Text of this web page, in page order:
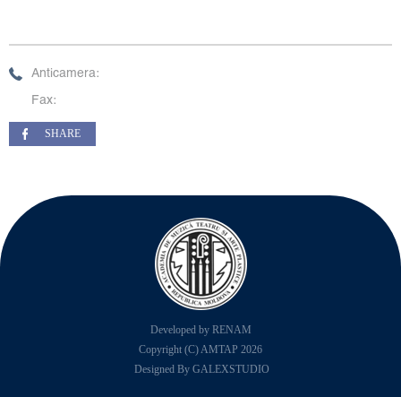
Anticamera:
Fax:
SHARE
Developed by RENAM
Copyright (C) AMTAP 2026
Designed By GALEXSTUDIO